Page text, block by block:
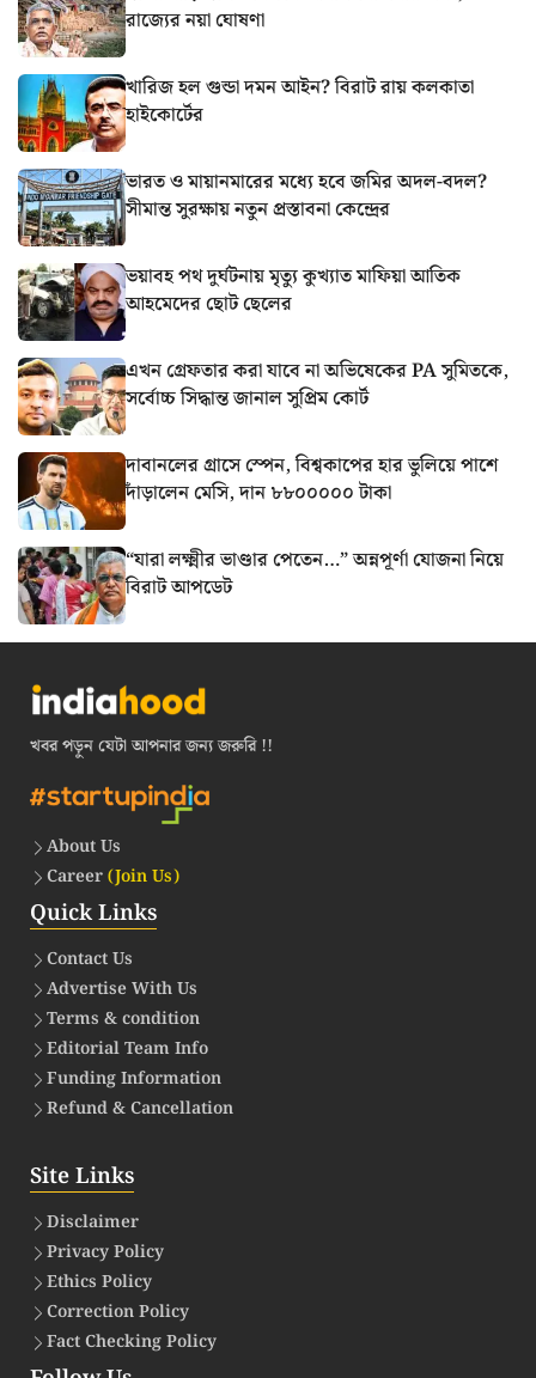
রাজ্যের নয়া ঘোষণা
খারিজ হল গুন্ডা দমন আইন? বিরাট রায় কলকাতা
হাইকোর্টের
ভারত ও মায়ানমারের মধ্যে হবে জমির অদল-বদল?
সীমান্ত সুরক্ষায় নতুন প্রস্তাবনা কেন্দ্রের
ভয়াবহ পথ দুর্ঘটনায় মৃত্যু কুখ্যাত মাফিয়া আতিক
আহমেদের ছোট ছেলের
এখন গ্রেফতার করা যাবে না অভিষেকের PA সুমিতকে,
সর্বোচ্চ সিদ্ধান্ত জানাল সুপ্রিম কোর্ট
দাবানলের গ্রাসে স্পেন, বিশ্বকাপের হার ভুলিয়ে পাশে
দাঁড়ালেন মেসি, দান ৮৮০০০০০ টাকা
“যারা লক্ষ্মীর ভাণ্ডার পেতেন…” অন্নপূর্ণা যোজনা নিয়ে
বিরাট আপডেট
খবর পড়ুন যেটা আপনার জন্য জরুরি !!
About Us
Career(Join Us)
Quick Links
Contact Us
Advertise With Us
Terms & condition
Editorial Team Info
Funding Information
Refund & Cancellation
Site Links
Disclaimer
Privacy Policy
Ethics Policy
Correction Policy
Fact Checking Policy